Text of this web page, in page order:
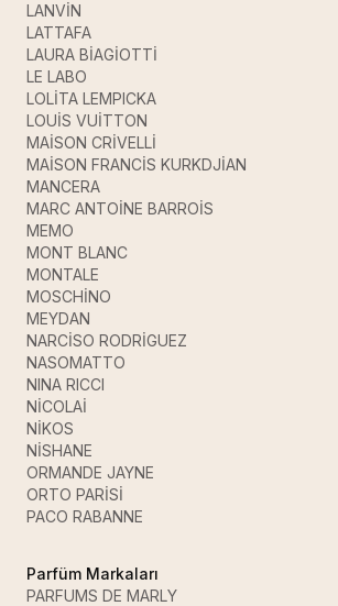
LANVİN
LATTAFA
LAURA BİAGİOTTİ
LE LABO
LOLİTA LEMPICKA
LOUİS VUİTTON
MAİSON CRİVELLİ
MAİSON FRANCİS KURKDJİAN
MANCERA
MARC ANTOİNE BARROİS
MEMO
MONT BLANC
MONTALE
MOSCHİNO
MEYDAN
NARCİSO RODRİGUEZ
NASOMATTO
NINA RICCI
NİCOLAİ
NİKOS
NİSHANE
ORMANDE JAYNE
ORTO PARİSİ
PACO RABANNE
Parfüm Markaları
PARFUMS DE MARLY